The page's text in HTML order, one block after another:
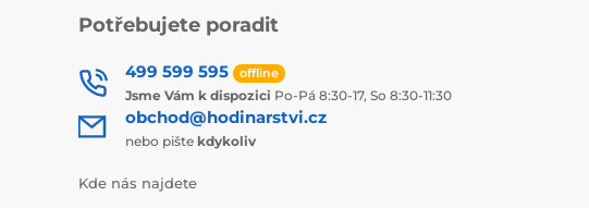
Potřebujete poradit
499 599 595 offline
Jsme Vám k dispozici Po-Pá 8:30-17, So 8:30-11:30
obchod@hodinarstvi.cz
nebo pište kdykoliv
Kde nás najdete